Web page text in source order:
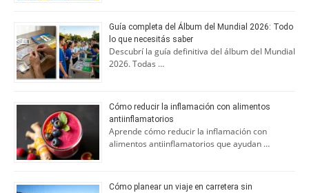
Guía completa del Álbum del Mundial 2026: Todo
lo que necesitás saber
Descubrí la guía definitiva del álbum del Mundial
2026. Todas …
Cómo reducir la inflamación con alimentos
antiinflamatorios
Aprende cómo reducir la inflamación con
alimentos antiinflamatorios que ayudan …
Cómo planear un viaje en carretera sin